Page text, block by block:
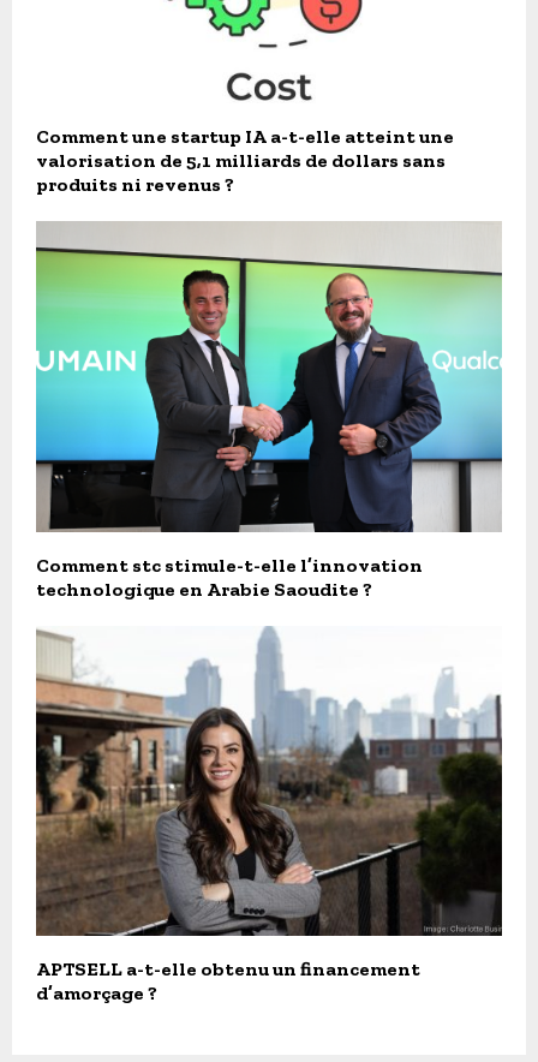
Comment une startup IA a-t-elle atteint une
valorisation de 5,1 milliards de dollars sans
produits ni revenus ?
Comment stc stimule-t-elle l’innovation
technologique en Arabie Saoudite ?
APTSELL a-t-elle obtenu un financement
d’amorçage ?